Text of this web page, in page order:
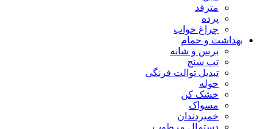
مترقد
پرده
چراغ خواب
بهداشت و حمام
برس و شانه
تب سنج
تبدیل توالت فرنگی
حوله
خشک کن
مسواک
خمیردندان